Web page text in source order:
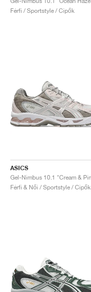
Férfi / Sportstyle / Cipők
ASICS
Férfi & Női / Sportstyle / Cipők